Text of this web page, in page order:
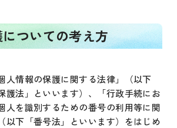
ついての考え方
人情報の保護に関する法律」（以下
護法」といいます）、「行政手続にお
人を識別するための番号の利用等に関
以下「番号法」といいます）をはじめ